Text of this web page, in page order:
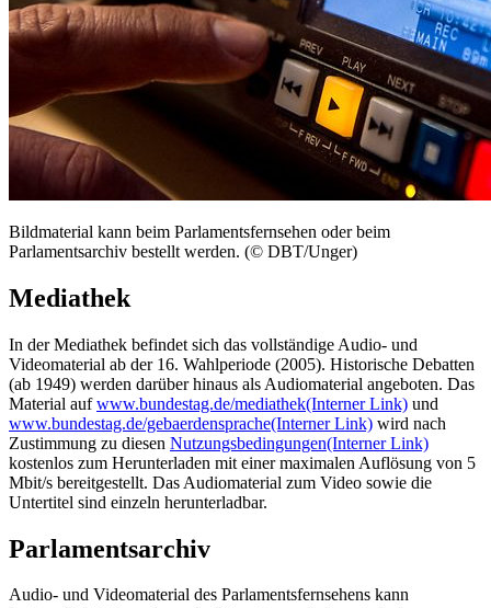
Bildmaterial kann beim Parlamentsfernsehen oder beim
Parlamentsarchiv bestellt werden. (© DBT/Unger)
Mediathek
In der Mediathek befindet sich das vollständige Audio- und
Videomaterial ab der 16. Wahlperiode (2005). Historische Debatten
(ab 1949) werden darüber hinaus als Audiomaterial angeboten. Das
Material aufwww.bundestag.de/mediathek(Interner Link) und
www.bundestag.de/gebaerdensprache(Interner Link) wird nach
Zustimmung zu diesen Nutzungsbedingungen(Interner Link)
kostenlos zum Herunterladen mit einer maximalen Auflösung von 5
Mbit/s bereitgestellt. Das Audiomaterial zum Video sowie die
Untertitel sind einzeln herunterladbar.
Parlamentsarchiv
Audio- und Videomaterial des Parlamentsfernsehens kann